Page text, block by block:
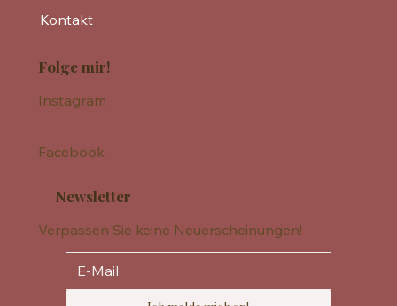
Kontakt
Folge mir!
Instagram
Facebook
Newsletter
Verpassen Sie keine Neuerscheinungen!